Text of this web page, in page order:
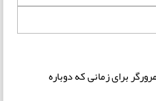
برای زمانی که دوباره